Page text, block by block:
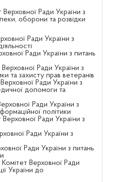
Ради України з
оборони та розвідки
Ради України з
Ради України з питань
Ради України з
та захисту прав ветеранів
Ради України з
допомоги та
Ради України з
політики
Ради України з
Ради України з
Ради України з питань
Верховної Ради
України до